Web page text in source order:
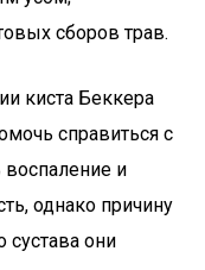
сборов трав.
киста Беккера
справиться с
воспаление и
однако причину
сустава они